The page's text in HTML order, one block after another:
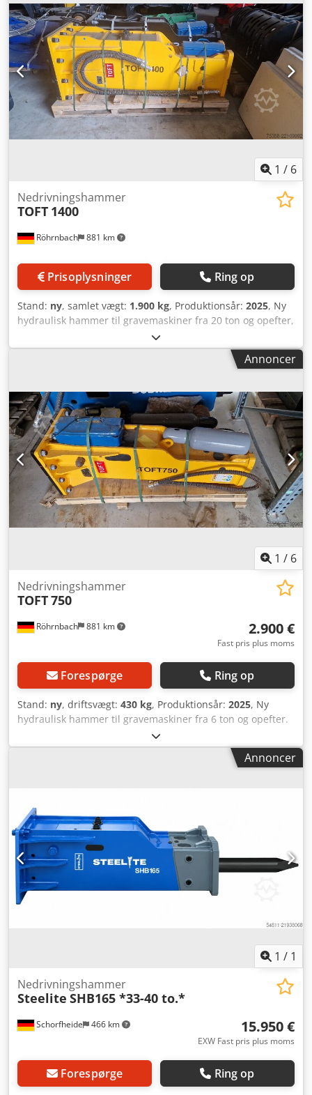
1 / 6
Röhrnbach 881 km
Nedrivningshammer
TOFT 1400
Prisoplysninger Ring op
Stand: ny, samlet vægt: 1.900 kg, Produktionsår: 2025, Ny
hydraulisk hammer til gravemaskiner fra 20 ton og opefter,
inklusive påfyldningssæt og 2 mejsler. Djdszfwpkopfx
Abweck
Annoncer
1 / 6
Röhrnbach 881 km
Nedrivningshammer
TOFT750
2.900 €
Fast pris plus moms
Forespørge Ring op
Stand: ny, driftsvægt: 430 kg, Produktionsår: 2025, Ny
hydraulisk hammer til gravemaskiner fra 6 ton og opefter.
Inkl. påfyldningssæt og 2 mejsler. Dcsdpfx Abjzfwpdowsk
Annoncer
1 / 1
Schorfheide 466 km
Nedrivningshammer
Steelite SHB165 *33-40 to.*
15.950 €
EXW Fast pris plus moms
Forespørge Ring op